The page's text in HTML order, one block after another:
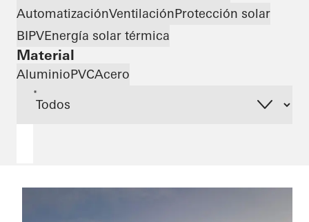
AutomatizaciónVentilaciónProtección solar
BIPVEnergía solar térmica
Material
AluminioPVCAcero
*